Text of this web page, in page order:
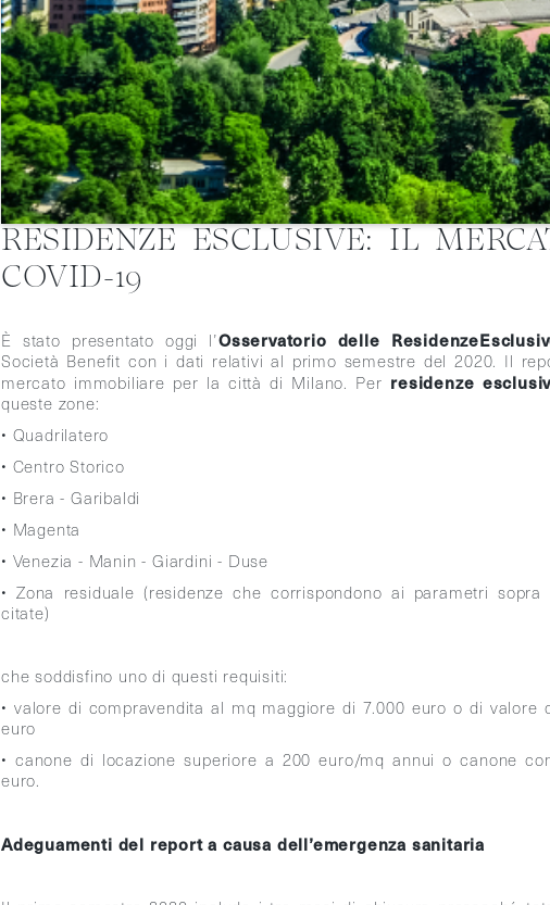
RESIDENZE ESCLUSIVE: IL
COVID-19
È stato presentato oggi l’Osservatorio delle
Società Benefit con i dati relativi al primo semestre del 2020. Il
mercato immobiliare per la città di Milano. Per residenze
queste zone:
• Quadrilatero
• Centro Storico
• Brera - Garibaldi
• Magenta
• Venezia - Manin - Giardini - Duse
• Zona residuale (residenze che corrispondono ai parametri
citate)
che soddisfino uno di questi requisiti:
• valore di compravendita al mq maggiore di 7.000 euro o di valore
euro
• canone di locazione superiore a 200 euro/mq annui o canone
euro.
Adeguamenti del report a causa dell’emergenza sanitaria